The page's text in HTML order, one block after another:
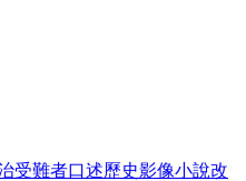
受難者口述歷史影像小說改